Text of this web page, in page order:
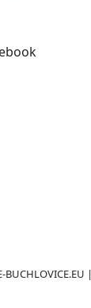
BUCHLOVICE.EU |